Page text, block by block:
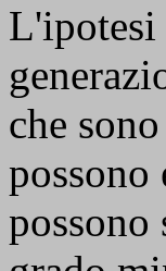
che
possono
possono